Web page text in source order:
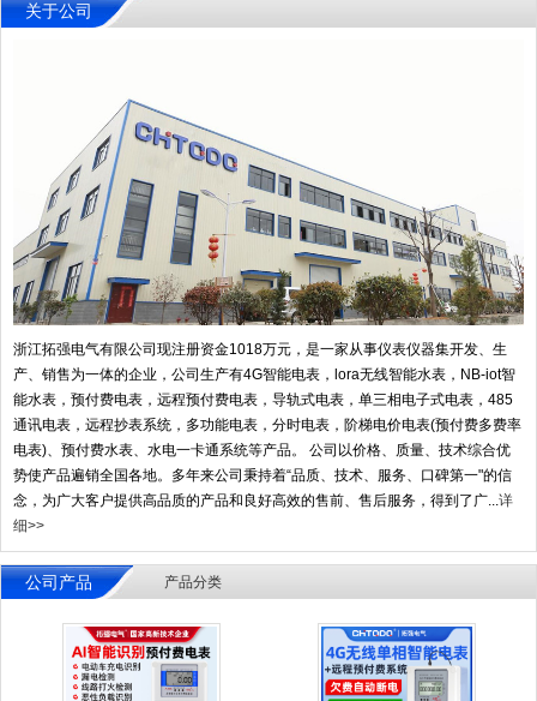
关于公司
浙江拓强电气有限公司现注册资金1018万元，是一家从事仪表仪器集开发、生
产、销售为一体的企业，公司生产有4G智能电表，lora无线智能水表，NB-iot智
能水表，预付费电表，远程预付费电表，导轨式电表，单三相电子式电表，485
通讯电表，远程抄表系统，多功能电表，分时电表，阶梯电价电表(预付费多费率
电表)、预付费水表、水电一卡通系统等产品。 公司以价格、质量、技术综合优
势使产品遍销全国各地。多年来公司秉持着“品质、技术、服务、口碑第一"的信
念，为广大客户提供高品质的产品和良好高效的售前、售后服务，得到了广...详
细>>
公司产品 产品分类